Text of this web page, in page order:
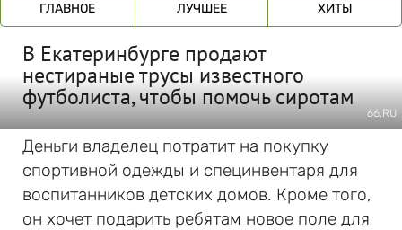
ГЛАВНОЕ ЛУЧШЕЕ ХИТЫ
В Екатеринбурге продают
нестираные трусы известного
футболиста, чтобы помочь сиротам
66.RU
Деньги владелец потратит на покупку
спортивной одежды и специнвентаря для
воспитанников детских домов. Кроме того,
он хочет подарить ребятам новое поле для